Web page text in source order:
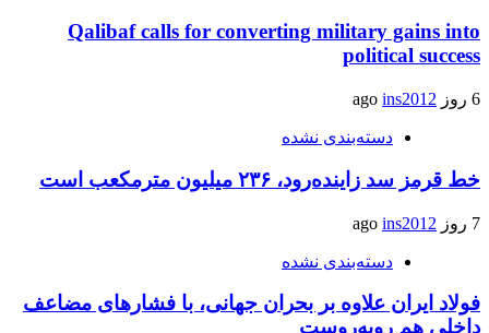
Qalibaf calls for converting military gains into
political success
6 روز ago ins2012
دسته‌بندی نشده
خط قرمز سد زاینده‌رود، ۲۳۶ میلیون مترمکعب است
7 روز ago ins2012
دسته‌بندی نشده
فولاد ایران علاوه بر بحران جهانی، با فشارهای مضاعف
داخلی هم روبه‌روست